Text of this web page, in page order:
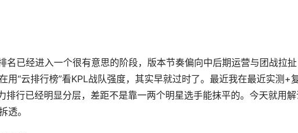
名已经进入一个很有意思的阶段，版本节奏偏向中后期运营与团战拉
用“云排行榜”看KPL战队强度，其实早就过时了。最近我在最近实测+
排行已经明显分层，差距不是靠一两个明星选手能抹平的。今天就用
透。